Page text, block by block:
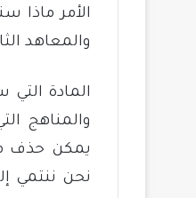
الأمر ماذا
والمعاهد
المادة
والمناهج
يمكن حذف
نحن ننتمي